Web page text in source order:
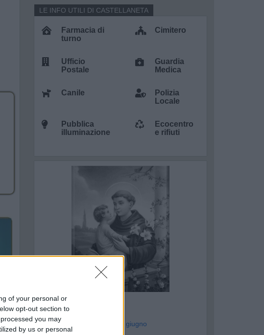
of your personal or
opt-out section to
you may
by us or personal
Farmacia di
turno
Cimitero
Ufficio
Postale
Guardia
Medica
Canile
Polizia
Locale
Pubblica
illuminazione
Ecocentro
e rifiuti
LE INFO UTILI DI CASTELLANETA
Antonio Miulli
Agenzia Humanitas - mar 9 giugno